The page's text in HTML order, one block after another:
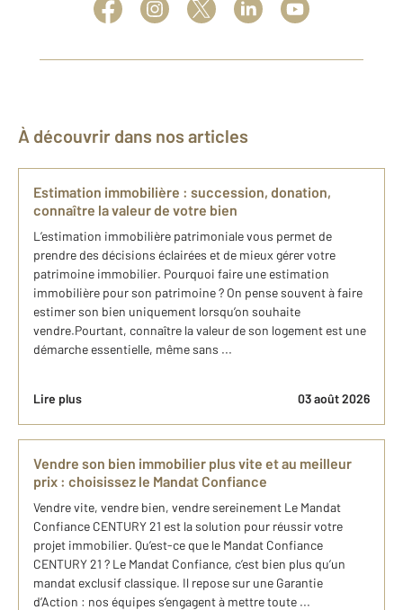
À découvrir dans nos articles
Estimation immobilière : succession, donation,
connaître la valeur de votre bien
L’estimation immobilière patrimoniale vous permet de
prendre des décisions éclairées et de mieux gérer votre
patrimoine immobilier. Pourquoi faire une estimation
immobilière pour son patrimoine ? On pense souvent à faire
estimer son bien uniquement lorsqu’on souhaite
vendre.Pourtant, connaître la valeur de son logement est une
démarche essentielle, même sans ...
Lire plus 03 août 2026
Vendre son bien immobilier plus vite et au meilleur
prix : choisissez le Mandat Confiance
Vendre vite, vendre bien, vendre sereinement Le Mandat
Confiance CENTURY 21 est la solution pour réussir votre
projet immobilier. Qu’est-ce que le Mandat Confiance
CENTURY 21 ? Le Mandat Confiance, c’est bien plus qu’un
mandat exclusif classique. Il repose sur une Garantie
d’Action : nos équipes s’engagent à mettre toute ...